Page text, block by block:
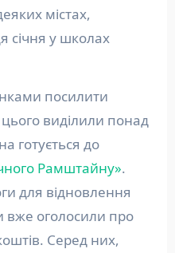
містах,
січня у школах
посилити
виділили понад
готується до
Рамштайну».
для відновлення
вже оголосили про
Серед них,